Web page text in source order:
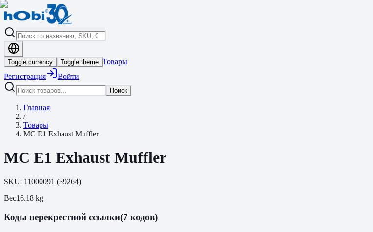
Toggle currency Toggle theme Товары
Регистрация
Войти
Поиск
Главная
/
Товары
MC E1 Exhaust Muffler
MC E1 Exhaust Muffler
SKU: 11000091 (39264)
Вес16.18 kg
Коды перекрестной ссылки(7 кодов)